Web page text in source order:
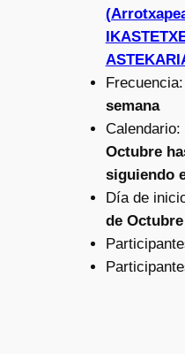
Frecuencia:
semana
Calendario:
Octubre
siguiendo
Día de
de Octubre